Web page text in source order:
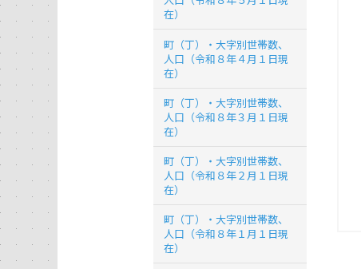
在）
町（丁）・大字別世帯数、
人口（令和８年４月１日現
在）
町（丁）・大字別世帯数、
人口（令和８年３月１日現
在）
町（丁）・大字別世帯数、
人口（令和８年２月１日現
在）
町（丁）・大字別世帯数、
人口（令和８年１月１日現
在）